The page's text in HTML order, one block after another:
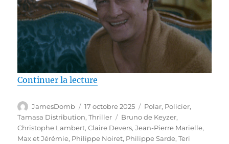
Continuer la lecture
Auteur
JamesDomb
Publié
le
17 octobre 2025 Catégories
Polar, Policier,
Tamasa Distribution,Thriller Étiquettes
Bruno de Keyzer,
Christophe Lambert,Claire Devers,Jean-Pierre Marielle,
Max et Jérémie, Philippe Noiret, Philippe Sarde,Teri